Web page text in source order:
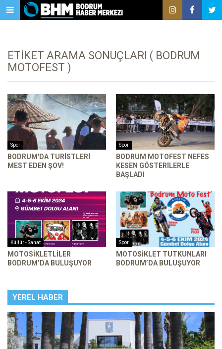
ETIKET ARAMA SONUÇLARI ( BODRUM
MOTOFEST )
Spor
BODRUM'DA TURISTLERI
MEST EDEN ŞOV!
Spor
BODRUM MOTOFEST NEFES
KESEN GÖSTERILERLE
BAŞLADI
Kültür - Sanat
MOTOSIKLETLILER
BODRUM’DA BULUŞUYOR
Spor
MOTOSIKLET TUTKUNLARI
BODRUM’DA BULUŞUYOR
YEREL HABER